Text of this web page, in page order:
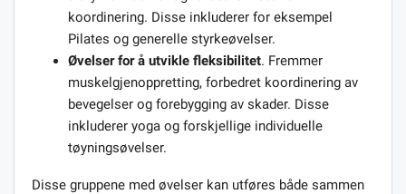
koordinering. Disse inkluderer for eksempel
Pilates og generelle styrkeøvelser.
Øvelser for å utvikle fleksibilitet. Fremmer
muskelgjenoppretting, forbedret koordinering av
bevegelser og forebygging av skader. Disse
inkluderer yoga og forskjellige individuelle
tøyningsøvelser.
Disse gruppene med øvelser kan utføres både sammen